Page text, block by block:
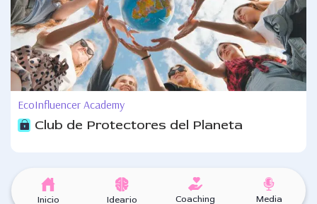
EcoInfluencer Academy
Club de Protectores del Planeta
Inicio Ideario Coaching Media